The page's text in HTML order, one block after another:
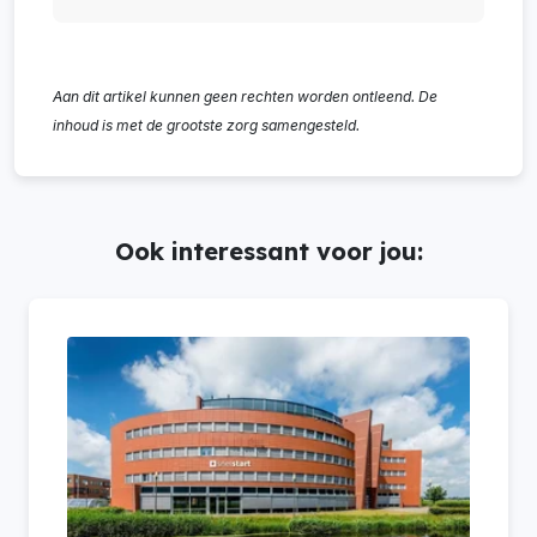
Aan dit artikel kunnen geen rechten worden ontleend. De
inhoud is met de grootste zorg samengesteld.
Ook interessant voor jou: